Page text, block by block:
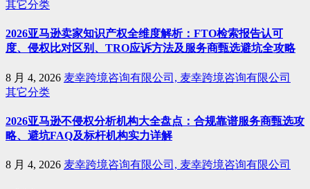
其它分类
2026亚马逊卖家知识产权全维度解析：FTO检索报告认可
度、侵权比对区别、TRO应诉方法及服务商甄选避坑全攻略
8 月 4, 2026 麦幸跨境咨询有限公司, 麦幸跨境咨询有限公司
其它分类
2026亚马逊不侵权分析机构大全盘点：合规靠谱服务商甄选攻
略、避坑FAQ及标杆机构实力详解
8 月 4, 2026 麦幸跨境咨询有限公司, 麦幸跨境咨询有限公司